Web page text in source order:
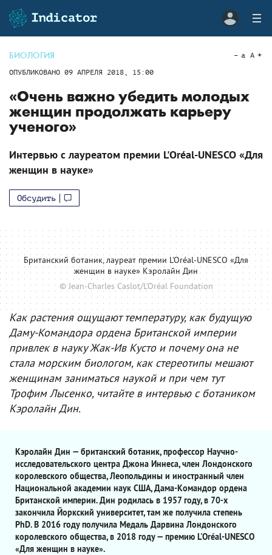
БИОЛОГИЯ
ОПУБЛИКОВАНО 09 АПРЕЛЯ 2018, 15:00
a A
«Очень важно убедить молодых
женщин продолжать карьеру
ученого»
Интервью с лауреатом премии L'Oréal-UNESCO «Для
женщин в науке»
Обсудить
Британский ботаник, лауреат премии L'Oréal-UNESCO «Для
женщин в науке» Кэролайн Дин
© Jean-Charles Caslot/L'Oréal Foundation
Как растения ощущают температуру, как будущую
Даму-Командора ордена Британской империи
привлек в науку Жак-Ив Кусто и почему она не
стала морским биологом, как стереотипы мешают
женщинам заниматься наукой и при чем тут
Трофим Лысенко, читайте в интервью с ботаником
Кэролайн Дин.
Кэролайн Дин — британский ботаник, профессор Научно-
исследовательского центра Джона Иннеса, член Лондонского
королевского общества, Леопольдины и иностранный член
Национальной академии наук США, Дама-Командор ордена
Британской империи. Дин родилась в 1957 году, в 70-х
закончила Йоркский университет, там же получила степень
PhD. В 2016 году получила Медаль Дарвина Лондонского
королевского общества, в 2018 году — премию L'Oréal-UNESCO
«Для женщин в науке».